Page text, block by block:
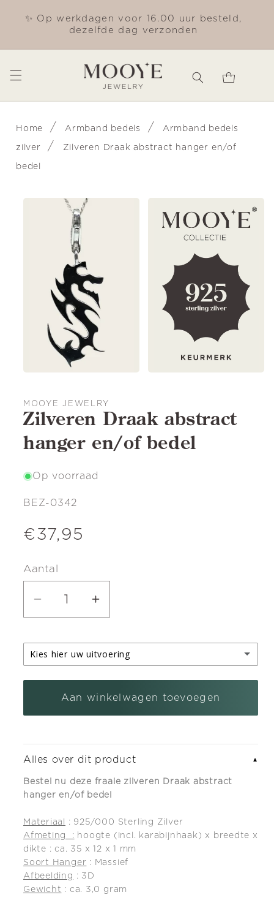
naar de
✨ Op werkdagen voor 16.00 uur besteld,
dezelfde dag verzonden
Winkelwagen
Home /Armband bedels / Armband bedels
zilver / Zilveren Draak abstract hanger en/of
bedel
Ga direct naar
productinformatie
MOOYE JEWELRY
Zilveren Draak abstract
hanger en/of bedel
Op voorraad
SKU:
BEZ-0342
Normale
€37,95
Aantal
Aantal
voor
Zilveren
Draak
abstract
hanger
bedel
Aantal
voor
Zilveren
Draak
abstract
hanger
bedel
Kies hier uw uitvoering
zilveren kettinghanger
Aan winkelwagen toevoegen
Alles over dit product ▼
Bestel nu deze fraaie zilveren Draak abstract
hanger en/of bedel
Materiaal
: 925/000 Sterling Zilver
Afmeting : hoogte (incl. karabijnhaak) x breedte x
dikte : ca. 35 x 12 x 1 mm
Soort Hanger : Massief
Afbeelding : 3D
Gewicht : ca. 3,0 gram